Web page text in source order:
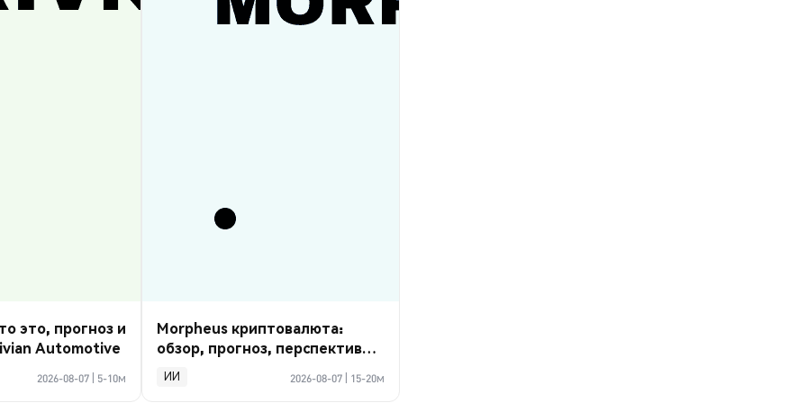
это, прогноз и
Automotive
2026-08-07 5-10м
Morpheus криптовалюта:
обзор, прогноз, перспективы
2026
ИИ 2026-08-07 15-20м